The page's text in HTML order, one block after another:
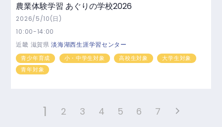
農業体験学習 あぐりの学校2026
2026/5/10(日)
10:00-14:00
近畿 滋賀県淡海湖西生涯学習センター
青少年育成 小・中学生対象 高校生対象
大学生対象
青年対象
1 2 3 4 5 6 7